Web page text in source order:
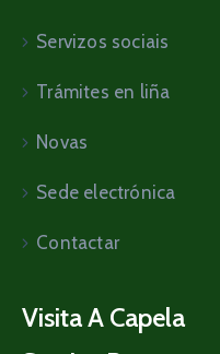
Servizos sociais
Trámites en liña
Novas
Sede electrónica
Contactar
Visita A Capela